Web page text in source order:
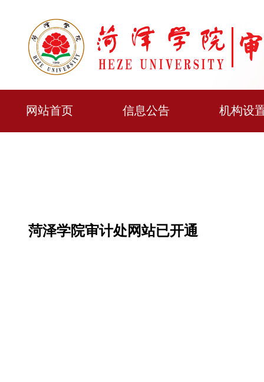
网站首页 信息公告 机构设
菏泽学院审计处网站已开通